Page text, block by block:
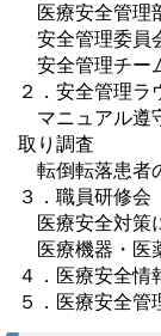
医療安全管理
安全管理委員
安全管理チー
２．安全管理ラ
マニュアル遵
取り調査
転倒転落患者
３．職員研修会
医療安全対策
医療機器・医
４．医療安全情
５．医療安全管